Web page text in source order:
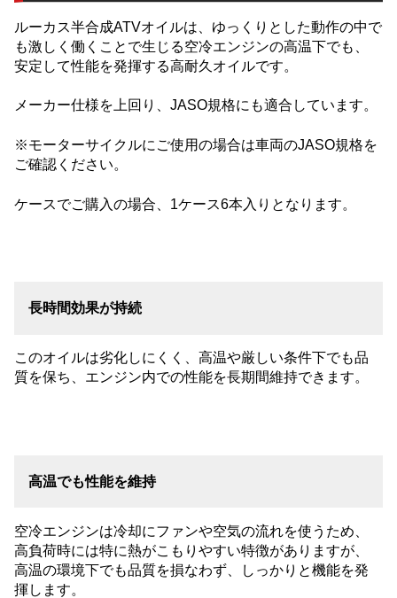
ルーカス半合成ATVオイルは、ゆっくりとした動作の中で
も激しく働くことで生じる空冷エンジンの高温下でも、
安定して性能を発揮する高耐久オイルです。
メーカー仕様を上回り、JASO規格にも適合しています。
※モーターサイクルにご使用の場合は車両のJASO規格を
ご確認ください。
ケースでご購入の場合、1ケース6本入りとなります。
長時間効果が持続
このオイルは劣化しにくく、高温や厳しい条件下でも品
質を保ち、エンジン内での性能を長期間維持できます。
高温でも性能を維持
空冷エンジンは冷却にファンや空気の流れを使うため、
高負荷時には特に熱がこもりやすい特徴がありますが、
高温の環境下でも品質を損なわず、しっかりと機能を発
揮します。